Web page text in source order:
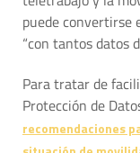
puede convertirse
“con tantos datos
Para tratar de
Protección de
recomendaciones